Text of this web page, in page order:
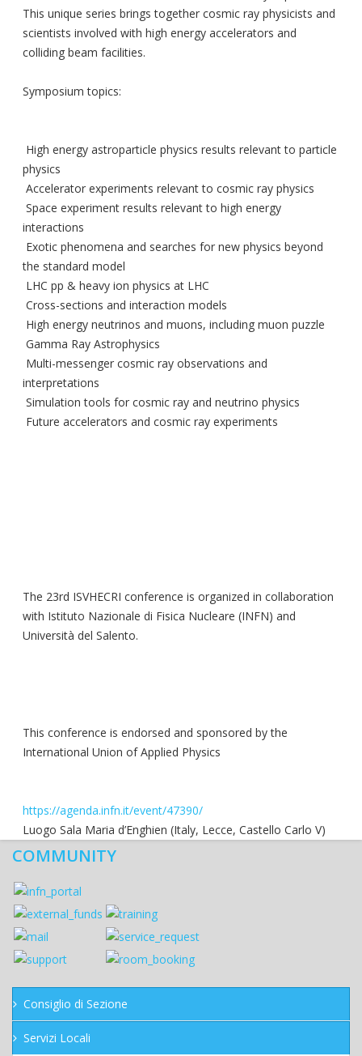
This unique series brings together cosmic ray physicists and
scientists involved with high energy accelerators and
colliding beam facilities.
Symposium topics:
High energy astroparticle physics results relevant to particle
physics
Accelerator experiments relevant to cosmic ray physics
Space experiment results relevant to high energy
interactions
Exotic phenomena and searches for new physics beyond
the standard model
LHC pp & heavy ion physics at LHC
Cross-sections and interaction models
High energy neutrinos and muons, including muon puzzle
Gamma Ray Astrophysics
Multi-messenger cosmic ray observations and
interpretations
Simulation tools for cosmic ray and neutrino physics
Future accelerators and cosmic ray experiments
The 23rd ISVHECRI conference is organized in collaboration
with Istituto Nazionale di Fisica Nucleare (INFN) and
Università del Salento.
This conference is endorsed and sponsored by the
International Union of Applied Physics
https://agenda.infn.it/event/47390/
Luogo Sala Maria d’Enghien (Italy, Lecce, Castello Carlo V)
COMMUNITY
Consiglio di Sezione
Servizi Locali